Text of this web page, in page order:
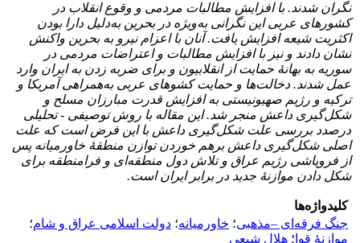
نگران شدند. با افزایش مطالبات مردمی و وقوع انقلاب در
کشورهای عربی این نگرانی به‌ویژه در بحرین به‌دلیل دارا بودن
اکثریت شیعه افزایش یافت. آنان با اعزام نیرو به بحرین واکنش
نشان دادند و نیز با افزایش مطالبات و اعتراضات مردمی در
سوریه به بهانۀ حمایت از انقلابیون و برای ضربه زدن به ایران وارد
عمل شدند. دخالت‌ها و حمایت کشوهای عربی به‌همراهی آمریکا و
ترکیه و رژیم صهیونیستی به افزایش قدرت مبارزان مسلح و
شکل‌گیری داعش منجر شد. این مقاله با روش توصیفی - تحلیلی
درصدد بررسی علت شکل‌گیری داعش با این فرض است که علت
اصلی شکل‌گیری داعش برهم خوردن توازن منطقۀ خاورمیانه پس
از فروپاشی رژیم عراق و تلاش دول منطقه‌ای و فرامنطقه برای
شکل دادن موازنۀ جدید در برابر ایران است.
کلیدواژه‌ها
جنگ فرقه‌ای –مذهبی؛ خاورمیانه؛ دولت اسلامی عراق و شام؛
موازنۀ قوا ؛ هلال شیعی